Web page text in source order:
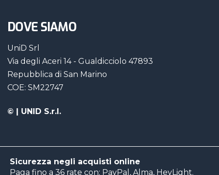
DOVE SIAMO
UniD Srl
Via degli Aceri 14 - Gualdicciolo 47893
Repubblica di San Marino
COE: SM22747
© | UNID S.r.l.
Sicurezza negli acquisti online
Paga fino a 36 rate con: PayPal, Alma, HeyLight.